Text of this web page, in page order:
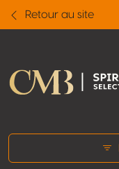
Retour au site